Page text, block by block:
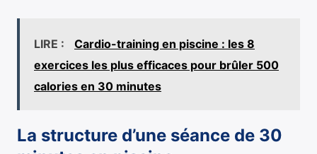
LIRE :
Cardio-training en piscine : les 8
exercices les plus efficaces pour brûler 500
calories en 30 minutes
La structure d’une séance de 30